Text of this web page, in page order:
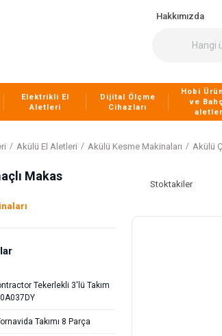
Hakkımızda
Elektrikli El
Aletleri
Dijital Ölçme
Cihazları
Hobi
ve
Akülü El Aletleri Akülü Kesme Makinaları Akülü
Makas
Tekerlekli 3'lü Takım
Takımı 8 Parça
Stoktakiler